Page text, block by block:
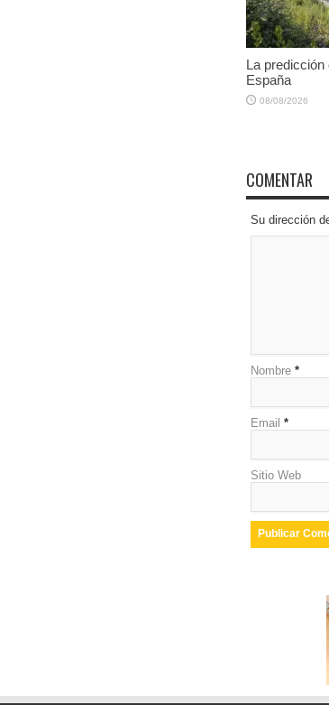
La predicción
España
08/08/2026
COMENTAR
Su dirección
Nombre *
Email *
Sitio Web